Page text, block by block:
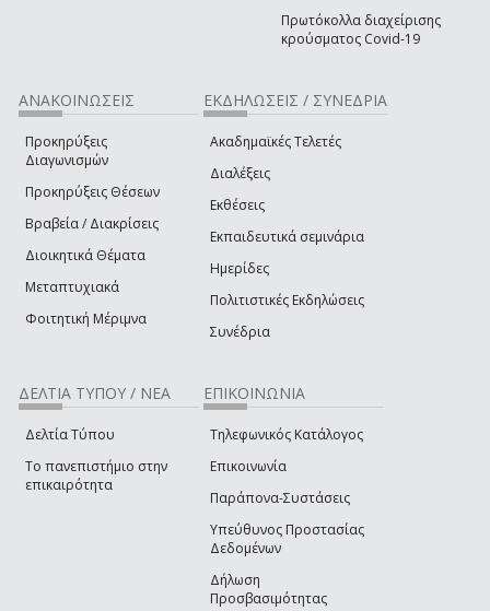
Πρωτόκολλα διαχείρισης
κρούσματος Covid-19
ΑΝΑΚΟΙΝΩΣΕΙΣ
Προκηρύξεις
Διαγωνισμών
Προκηρύξεις Θέσεων
Βραβεία / Διακρίσεις
Διοικητικά Θέματα
Μεταπτυχιακά
Φοιτητική Μέριμνα
ΕΚΔΗΛΩΣΕΙΣ / ΣΥΝΕΔΡΙΑ
Ακαδημαϊκές Τελετές
Διαλέξεις
Εκθέσεις
Εκπαιδευτικά σεμινάρια
Ημερίδες
Πολιτιστικές Εκδηλώσεις
Συνέδρια
ΔΕΛΤΙΑ ΤΥΠΟΥ / ΝΕΑ
Δελτία Τύπου
Το πανεπιστήμιο στην
επικαιρότητα
ΕΠΙΚΟΙΝΩΝΙΑ
Τηλεφωνικός Κατάλογος
Επικοινωνία
Παράπονα-Συστάσεις
Υπεύθυνος Προστασίας
Δεδομένων
Δήλωση
Προσβασιμότητας